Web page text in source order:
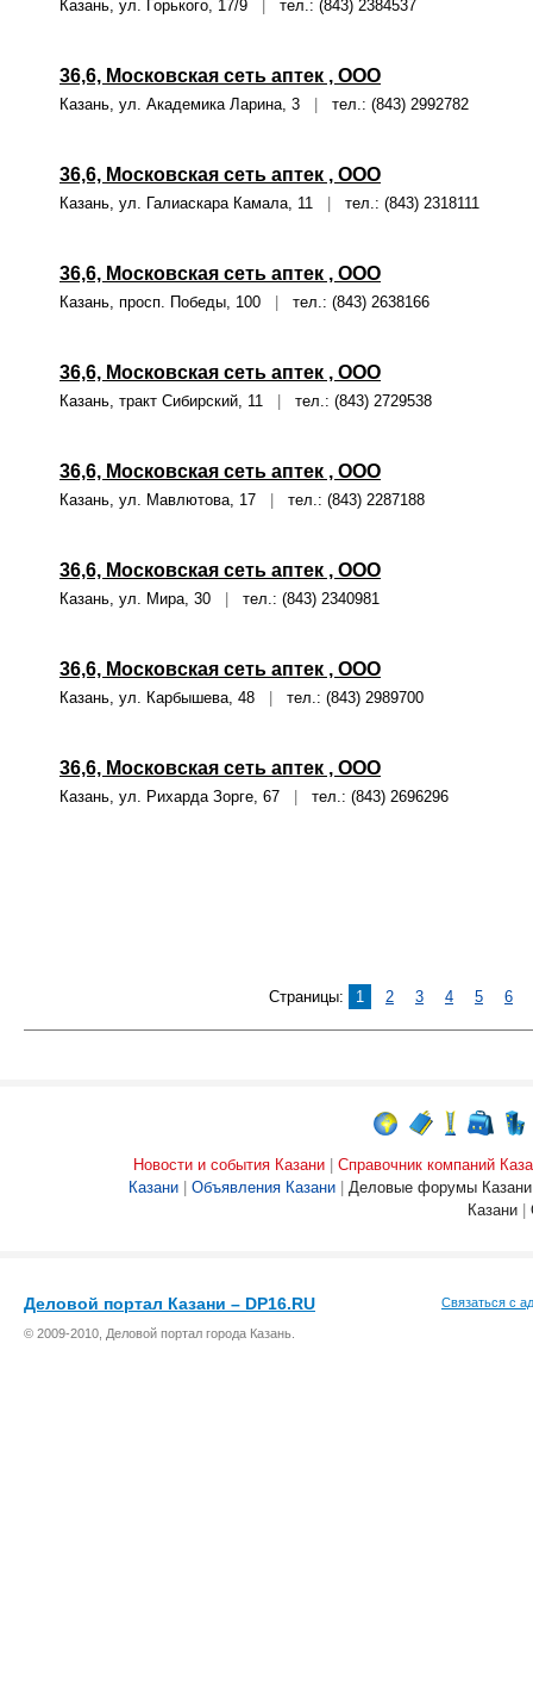
Казань, ул. Горького, 17/9 тел.: (843) 2384537
36,6, Московская сеть аптек , ООО
Казань, ул. Академика Ларина, 3 тел.: (843) 2992782
36,6, Московская сеть аптек , ООО
Казань, ул. Галиаскара Камала, 11 тел.: (843) 2318111
36,6, Московская сеть аптек , ООО
Казань, просп. Победы, 100 тел.: (843) 2638166
36,6, Московская сеть аптек , ООО
Казань, тракт Сибирский, 11 тел.: (843) 2729538
36,6, Московская сеть аптек , ООО
Казань, ул. Мавлютова, 17 тел.: (843) 2287188
36,6, Московская сеть аптек , ООО
Казань, ул. Мира, 30 тел.: (843) 2340981
36,6, Московская сеть аптек , ООО
Казань, ул. Карбышева, 48 тел.: (843) 2989700
36,6, Московская сеть аптек , ООО
Казань, ул. Рихарда Зорге, 67 тел.: (843) 2696296
Страницы: 1 2 3 4 5 6
Новости и события Казани
Справочник компаний
Казани
Объявления Казани
Деловые форумы Казани
Казани
Деловой портал Казани – DP16.RU
© 2009-2010, Деловой портал города Казань.
Связаться с